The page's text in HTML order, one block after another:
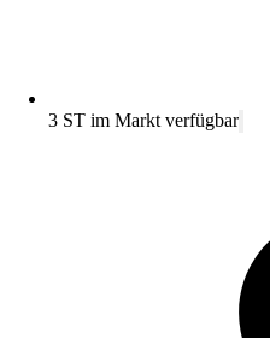
3 ST im Markt verfügbar